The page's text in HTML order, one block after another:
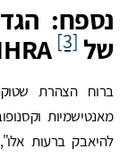
נספח:
של[3]
ברוח הצהרת
מאנטישמיות
להיאבק ברעות